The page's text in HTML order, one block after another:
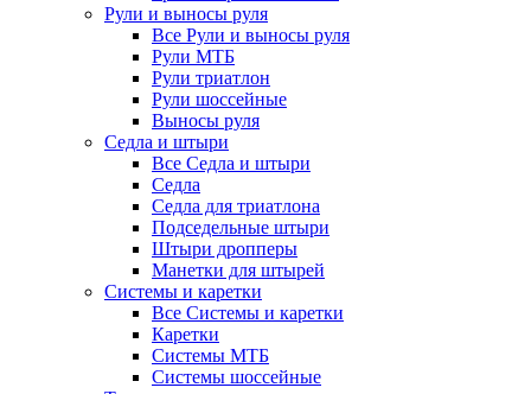
Рули и выносы руля
Все Рули и выносы руля
Рули МТБ
Рули триатлон
Рули шоссейные
Выносы руля
Седла и штыри
Все Седла и штыри
Седла
Седла для триатлона
Подседельные штыри
Штыри дропперы
Манетки для штырей
Системы и каретки
Все Системы и каретки
Каретки
Системы МТБ
Системы шоссейные